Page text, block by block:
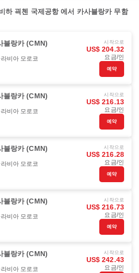
하 괵첸 국제공항 에서 카사블랑카 무함
블랑카 (CMN)
비아 모로코
시작으로
US$ 204.32
요금/인
예약
블랑카 (CMN)
비아 모로코
시작으로
US$ 216.13
요금/인
예약
블랑카 (CMN)
비아 모로코
시작으로
US$ 216.28
요금/인
예약
블랑카 (CMN)
비아 모로코
시작으로
US$ 216.73
요금/인
예약
블랑카 (CMN)
비아 모로코
시작으로
US$ 242.43
요금/인